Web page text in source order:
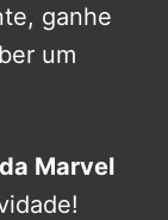
ganhe
um
Marvel